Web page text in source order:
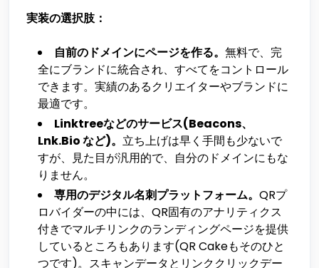
実装の選択肢：
自前のドメインにページを作る。 無料で、完
全にブランドに統合され、すべてをコントロール
できます。実績のあるクリエイターやブランドに
最適です。
Linktreeなどのサービス(Beacons、
Lnk.Bio など)。 立ち上げは早く手間も少ないで
すが、見た目が汎用的で、自分のドメインにもな
りません。
専用のデジタル名刺プラットフォーム。 QRプ
ロバイダーの中には、QR固有のアナリティクス
付きでマルチリンクのランディングページを提供
しているところもあります(QR Cakeもそのひと
つです)。スキャンデータとリンククリックデー